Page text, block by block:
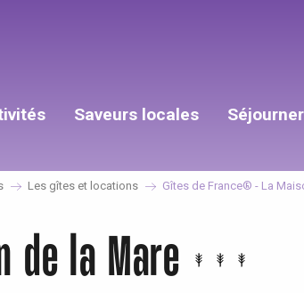
Saveurs locales Séjourner
Les gîtes et locations Gîtes de France® - La
de la Mare